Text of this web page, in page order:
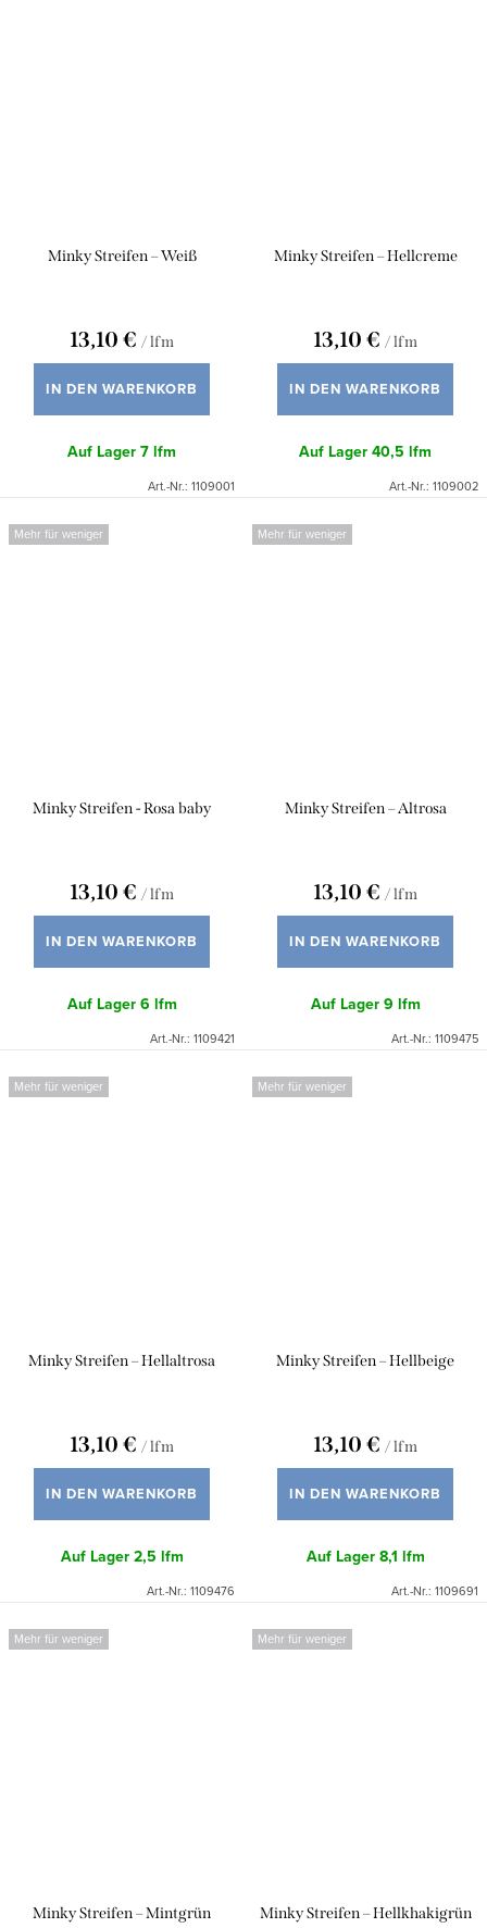
Minky Streifen – Weiß
13,10 € / lfm
IN DEN WARENKORB
Auf Lager7 lfm
Art.-Nr.: 1109001
Minky Streifen – Hellcreme
13,10 € / lfm
IN DEN WARENKORB
Auf Lager40,5 lfm
Art.-Nr.: 1109002
Mehr für weniger
Minky Streifen - Rosa baby
13,10 € / lfm
IN DEN WARENKORB
Auf Lager6 lfm
Art.-Nr.: 1109421
Mehr für weniger
Minky Streifen – Altrosa
13,10 € / lfm
IN DEN WARENKORB
Auf Lager9 lfm
Art.-Nr.: 1109475
Mehr für weniger
Minky Streifen – Hellaltrosa
13,10 € / lfm
IN DEN WARENKORB
Auf Lager2,5 lfm
Art.-Nr.: 1109476
Mehr für weniger
Minky Streifen – Hellbeige
13,10 € / lfm
IN DEN WARENKORB
Auf Lager8,1 lfm
Art.-Nr.: 1109691
Mehr für weniger
Minky Streifen – Mintgrün
Mehr für weniger
Minky Streifen – Hellkhakigrün